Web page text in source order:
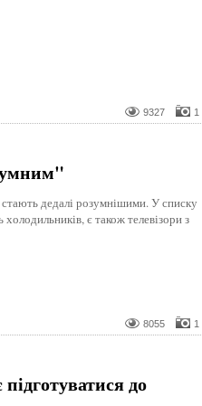
9327 1
дедалі розумнішими. У списку
є також телевізори з
8055 1
до